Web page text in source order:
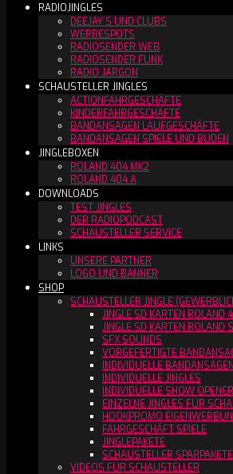
RADIOJINGLES
DEEJAY´S UND CLUBS
WERBESPOTS
RADIOSENDER WEB
RADIOSENDER FUNK
RADIO JARGON
SCHAUSTELLER JINGLES
ACTIONFAHRGESCHÄFTE
KINDERFAHRGESCHÄFTE
BANDANSAGEN LAUFGESCHÄFTE
BANDANSAGEN SPIELE UND BUDEN
JINGLEBOXEN
ROLAND 404 MK2
ROLAND 404 A
DOWNLOADS
TEST JINGLES
DER RADIOPODCAST
SCHAUSTELLER SERVICE
LINKS
UNSERE PARTNER
LOGO UND BANNER
SHOP
SCHAUSTELLER JINGLE
JINGLE SD KARTEN ROLAND
JINGLE SD KARTEN ROLAND
SFX SOUNDS
VORGEFERTIGTE
INDIVIDUELLE BANDANSAGEN
INDIVIDUELLE JINGLES
INDIVIDUELLE SHOW OPENER
EINZELNE JINGLES FÜR
HOOKPROMO
FAHRGESCHÄFT SPIELE
JINGLEPAKETE
SCHAUSTELLER SPARPAKETE
VIDEOS FÜR SCHAUSTELLER